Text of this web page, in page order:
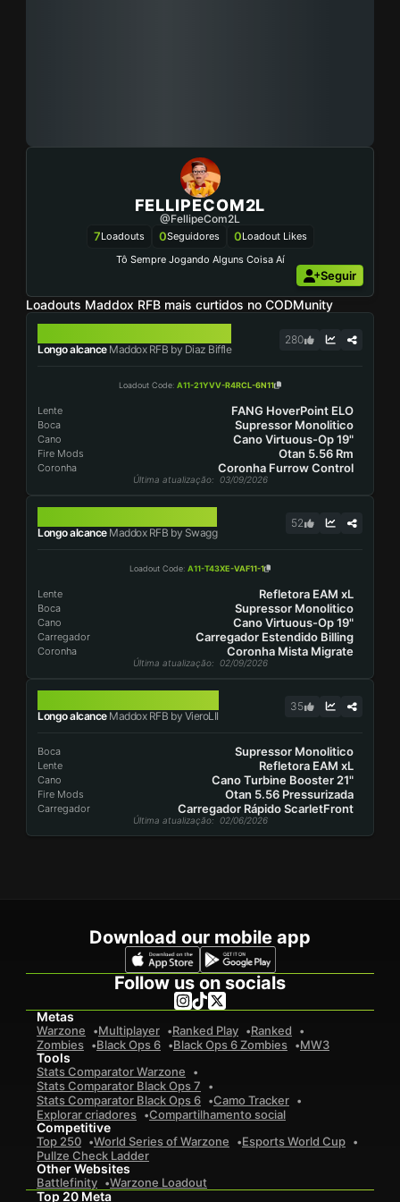
FELLIPECOM2L
@FellipeCom2L
7Loadouts 0Seguidores 0Loadout Likes
Tô Sempre Jogando Alguns Coisa Aí
Seguir
Loadouts Maddox RFB mais curtidos no CODMunity
Longo alcanceMaddox RFB by Diaz Biffle
280
Loadout Code:A11-21YVV-R4RCL-6N11
Lente FANG HoverPoint ELO
Boca Supressor Monolitico
Cano Cano Virtuous-Op 19"
Fire Mods Otan 5.56 Rm
Coronha Coronha Furrow Control
Última atualização: 03/09/2026
Longo alcanceMaddox RFB by Swagg
52
Loadout Code: A11-T43XE-VAF11-1
Lente Refletora EAM xL
Boca Supressor Monolitico
Cano Cano Virtuous-Op 19"
Carregador Carregador Estendido Billing
Coronha Coronha Mista Migrate
Última atualização: 02/09/2026
Longo alcanceMaddox RFB by VieroLII
35
Boca Supressor Monolitico
Lente Refletora EAM xL
Cano Cano Turbine Booster 21"
Fire Mods Otan 5.56 Pressurizada
Carregador Carregador Rápido ScarletFront
Última atualização: 02/06/2026
Download our mobile app
Follow us on socials
Metas
Warzone Multiplayer Ranked Play
Ranked
Zombies
Black Ops 6 Black Ops 6 Zombies MW3
Tools
Stats Comparator Warzone
Stats Comparator Black Ops 7
Stats Comparator Black Ops 6
Camo Tracker
Explorar criadores
Compartilhamento social
Competitive
Top 250 World Series of Warzone
Esports World Cup
Pullze Check Ladder
Other Websites
Battlefinity Warzone Loadout
Top 20 Meta